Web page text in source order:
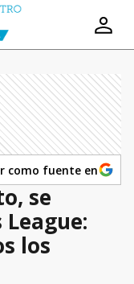
como fuente en
se
los